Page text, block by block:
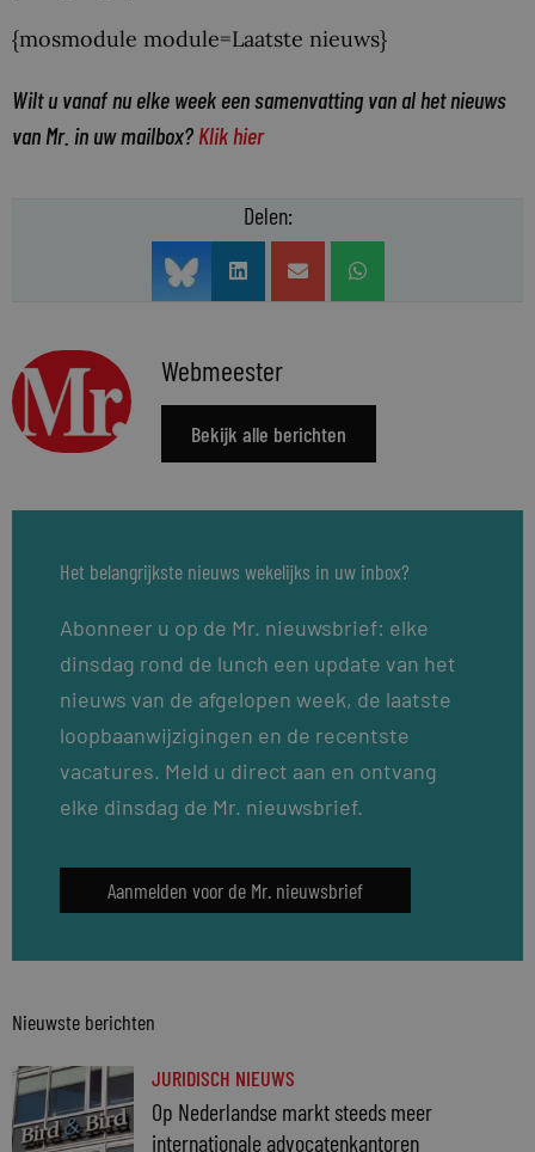
{mosmodule module=Laatste nieuws}
Wilt u vanaf nu elke week een samenvatting van al het nieuws
van Mr. in uw mailbox? Klik hier
Delen:
Webmeester
Bekijk alle berichten
Het belangrijkste nieuws wekelijks in uw inbox?
Abonneer u op de Mr. nieuwsbrief: elke
dinsdag rond de lunch een update van het
nieuws van de afgelopen week, de laatste
loopbaanwijzigingen en de recentste
vacatures. Meld u direct aan en ontvang
elke dinsdag de Mr. nieuwsbrief.
Aanmelden voor de Mr. nieuwsbrief
Nieuwste berichten
JURIDISCH NIEUWS
Op Nederlandse markt steeds meer
internationale advocatenkantoren